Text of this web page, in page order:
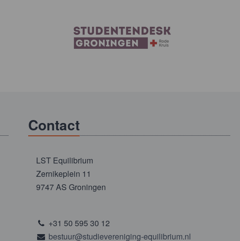
Contact
LST Equilibrium
Zernikeplein 11
9747 AS Groningen
+31 50 595 30 12
bestuur@studievereniging-equilibrium.nl